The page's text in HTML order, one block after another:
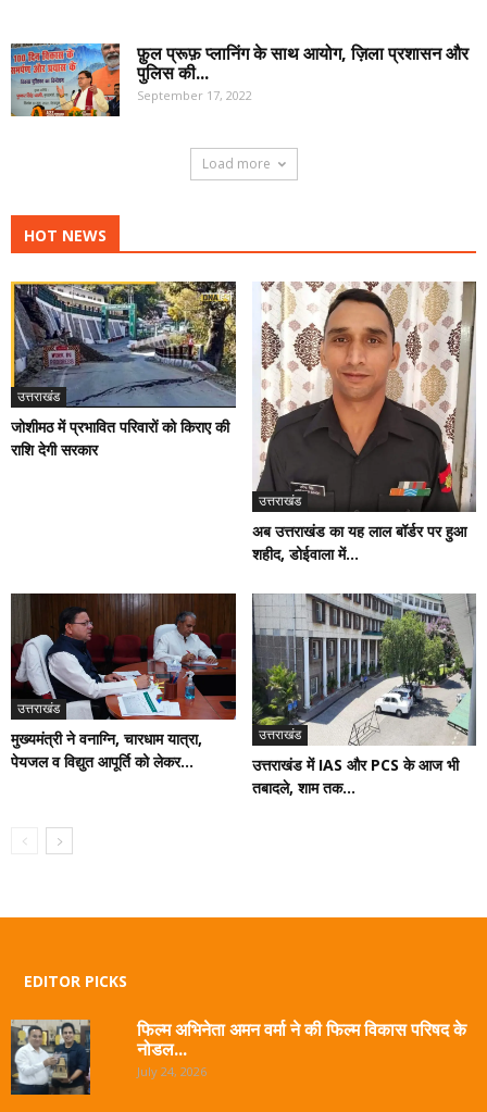
फ़ुल प्रूफ़ प्लानिंग के साथ आयोग, ज़िला प्रशासन और
पुलिस की...
September 17, 2022
Load more
HOT NEWS
उत्तराखंड
जोशीमठ में प्रभावित परिवारों को किराए की
राशि देगी सरकार
उत्तराखंड
अब उत्तराखंड का यह लाल बॉर्डर पर हुआ
शहीद, डोईवाला में...
उत्तराखंड
मुख्यमंत्री ने वनाग्नि, चारधाम यात्रा,
पेयजल व विद्युत आपूर्ति को लेकर...
उत्तराखंड
उत्तराखंड में IAS और PCS के आज भी
तबादले, शाम तक...
EDITOR PICKS
फिल्म अभिनेता अमन वर्मा ने की फिल्म विकास परिषद के
नोडल...
July 24, 2026